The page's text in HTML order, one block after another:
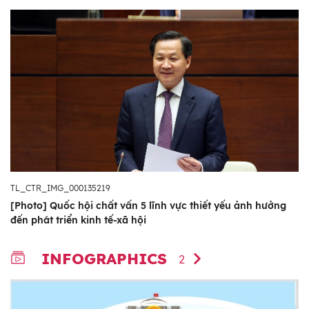
TL_CTR_IMG_000135219
[Photo] Quốc hội chất vấn 5 lĩnh vực thiết yếu ảnh hưởng
đến phát triển kinh tế-xã hội
INFOGRAPHICS 2